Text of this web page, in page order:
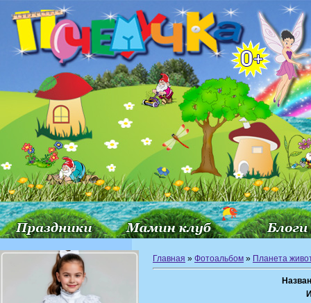
Главная » Фотоальбом » Планета